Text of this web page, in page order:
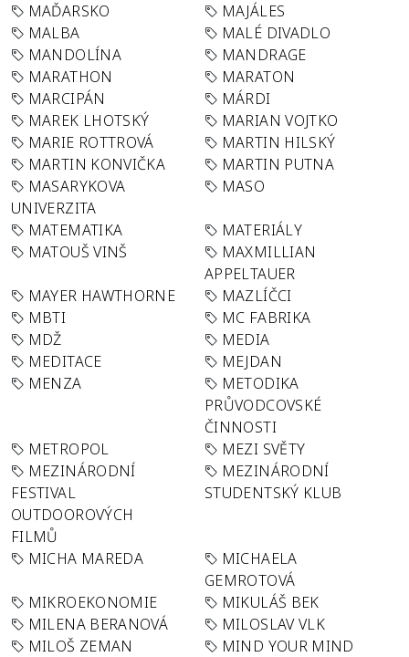
MAĎARSKO
MAJÁLES
MALBA
MALÉ DIVADLO
MANDOLÍNA
MANDRAGE
MARATHON
MARATON
MARCIPÁN
MÁRDI
MAREK LHOTSKÝ
MARIAN VOJTKO
MARIE ROTTROVÁ
MARTIN HILSKÝ
MARTIN KONVIČKA
MARTIN PUTNA
MASARYKOVA
UNIVERZITA
MASO
MATEMATIKA
MATERIÁLY
MATOUŠ VINŠ
MAXMILLIAN
APPELTAUER
MAYER HAWTHORNE
MAZLÍČCI
MBTI
MC FABRIKA
MDŽ
MEDIA
MEDITACE
MEJDAN
MENZA
METODIKA
PRŮVODCOVSKÉ
ČINNOSTI
METROPOL
MEZI SVĚTY
MEZINÁRODNÍ
FESTIVAL
OUTDOOROVÝCH
FILMŮ
MEZINÁRODNÍ
STUDENTSKÝ KLUB
MICHA MAREDA
MICHAELA
GEMROTOVÁ
MIKROEKONOMIE
MIKULÁŠ BEK
MILENA BERANOVÁ
MILOSLAV VLK
MILOŠ ZEMAN
MIND YOUR MIND